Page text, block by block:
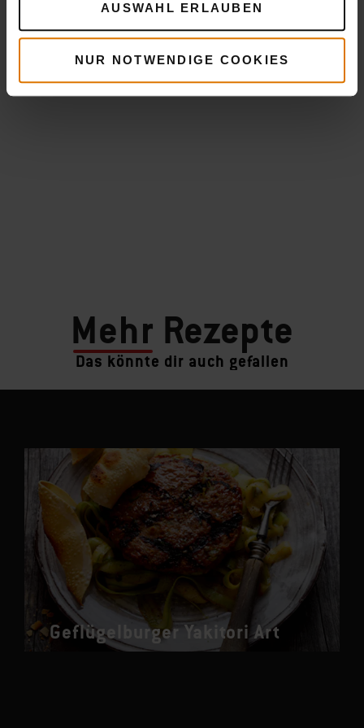
AUSWAHL ERLAUBEN
NUR NOTWENDIGE COOKIES
Mehr Rezepte
Das könnte dir auch gefallen
Geflügelburger Yakitori Art